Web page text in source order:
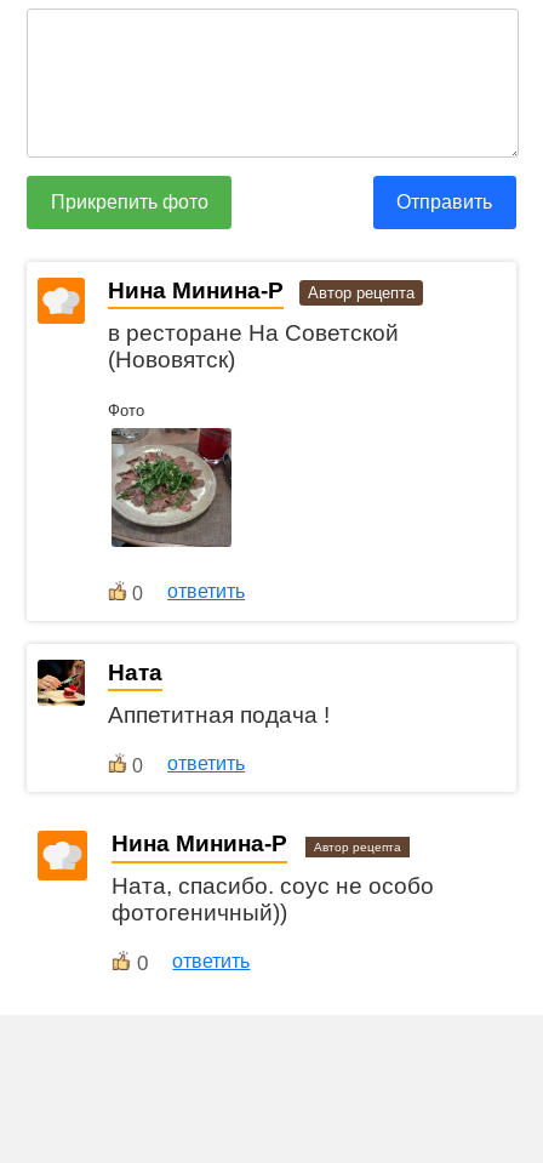
Прикрепить фото Отправить
Нина Минина-Р Автор рецепта
в ресторане На Советской
(Нововятск)
Фото
0 ответить
Ната
Аппетитная подача !
0 ответить
Нина Минина-Р Автор рецепта
Ната, спасибо. соус не особо
фотогеничный))
0 ответить